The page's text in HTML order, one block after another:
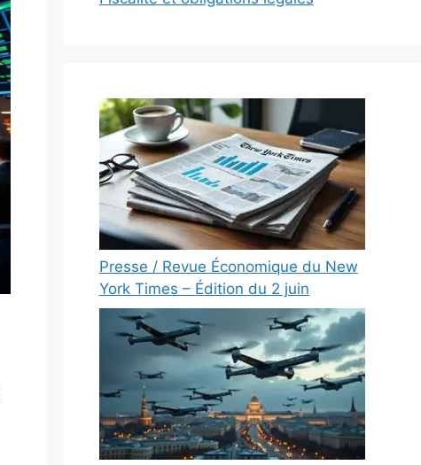
Presse / Revue Économique du New
York Times – Édition du 2 juin